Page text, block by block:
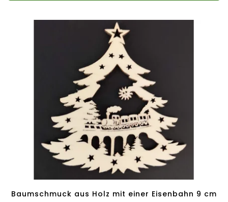
Baumschmuck aus Holz mit einer Eisenbahn 9 cm